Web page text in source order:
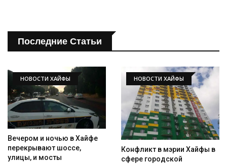
Последние Статьи
НОВОСТИ ХАЙФЫ
Вечером и ночью в Хайфе
перекрывают шоссе,
улицы, и мосты
НОВОСТИ ХАЙФЫ
Конфликт в мэрии Хайфы в
сфере городской